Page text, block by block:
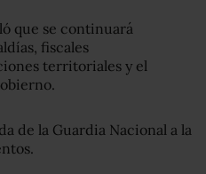
que se continuará
fiscales
territoriales y el
de la Guardia Nacional a la